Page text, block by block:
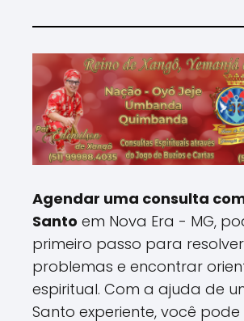
Agendar uma consulta
Santo em Nova Era - MG,
primeiro passo para
problemas e encontrar
espiritual. Com a ajuda de
Santo experiente, você